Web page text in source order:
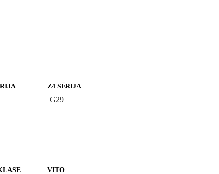
Z4 SĒRIJA
G29
VITO